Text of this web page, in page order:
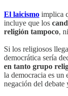
El laicismo implica
incluye que los
religión tampoco,
Si los religiosos
democrática sería
en tanto grupo
la democracia es un
negación del debate